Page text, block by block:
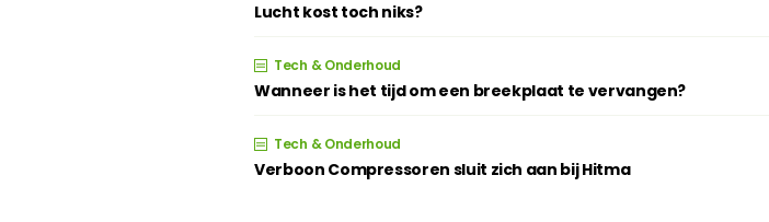
Lucht kost toch niks?
Tech & Onderhoud
Wanneer is het tijd om een breekplaat te vervangen?
Tech & Onderhoud
Verboon Compressoren sluit zich aan bij Hitma